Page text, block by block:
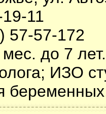
11
57-57-172
до 7
ИЗО